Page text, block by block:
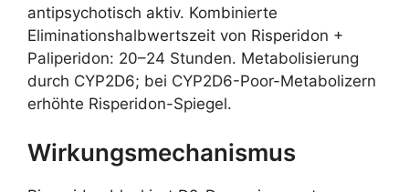
antipsychotisch aktiv. Kombinierte
Eliminationshalbwertszeit von Risperidon +
Paliperidon: 20–24 Stunden. Metabolisierung
durch CYP2D6; bei CYP2D6-Poor-Metabolizern
erhöhte Risperidon-Spiegel.
Wirkungsmechanismus